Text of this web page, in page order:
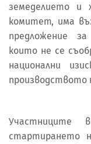
земеделието и
комитет, има
предложение
които не се
национални
производството
Участниците
стартирането